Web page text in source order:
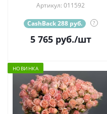
Артикул: 011592
CashBack 288 руб. ?
5 765руб./шт
НОВИНКА